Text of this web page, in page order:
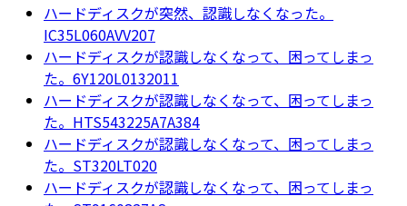
ハードディスクが突然、認識しなくなった。
IC35L060AVV207
ハードディスクが認識しなくなって、困ってしまっ
た。6Y120L0132011
ハードディスクが認識しなくなって、困ってしまっ
た。HTS543225A7A384
ハードディスクが認識しなくなって、困ってしまっ
た。ST320LT020
ハードディスクが認識しなくなって、困ってしまっ